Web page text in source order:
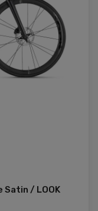
Satin / LOOK